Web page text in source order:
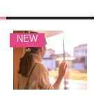
NEW